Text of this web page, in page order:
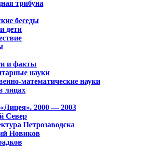
трибуна
беседы
дети
и факты
науки
математические науки
лицах
2000 — 2003
Север
Петрозаводска
Новиков